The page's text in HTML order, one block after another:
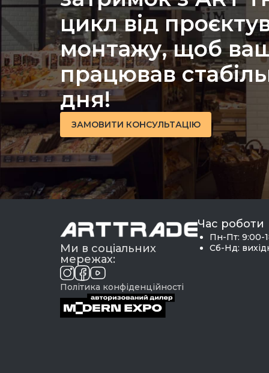
цикл від
монтажу, щоб
працював
дня!
ЗАМОВИТИ КОНСУЛЬТАЦІЮ
Ми в соціальних
мережах:
Політика конфіденційності
Час роботи
Пн-Пт: 9:00-
Сб-Нд: